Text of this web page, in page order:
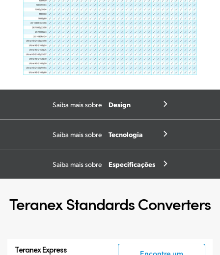
Saiba mais sobre Design
Saiba mais sobre Tecnologia
Saiba mais sobre Especificações
Teranex Standards Converters
Teranex Express